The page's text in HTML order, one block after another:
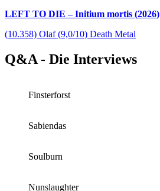
LEFT TO DIE – Initium mortis (2026)
(10.358) Olaf (9,0/10) Death Metal
Q&A - Die Interviews
Finsterforst
Sabiendas
Soulburn
Nunslaughter